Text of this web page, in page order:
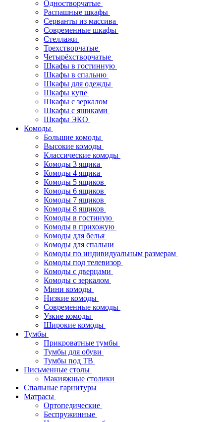
Одностворчатые
Распашные шкафы
Серванты из массива
Современные шкафы
Стеллажи
Трехстворчатые
Четырёхстворчатые
Шкафы в гостинную
Шкафы в спальню
Шкафы для одежды
Шкафы купе
Шкафы с зеркалом
Шкафы с ящиками
Шкафы ЭКО
Комоды
Большие комоды
Высокие комоды
Классические комоды
Комоды 3 ящика
Комоды 4 ящика
Комоды 5 ящиков
Комоды 6 ящиков
Комоды 7 ящиков
Комоды 8 ящиков
Комоды в гостиную
Комоды в прихожую
Комоды для белья
Комоды для спальни
Комоды по индивидуальным размерам
Комоды под телевизор
Комоды с дверцами
Комоды с зеркалом
Мини комоды
Низкие комоды
Современные комоды
Узкие комоды
Широкие комоды
Тумбы
Прикроватные тумбы
Тумбы для обуви
Тумбы под ТВ
Письменные столы
Макияжные столики
Спальные гарнитуры
Матрасы
Ортопедические
Беспружинные